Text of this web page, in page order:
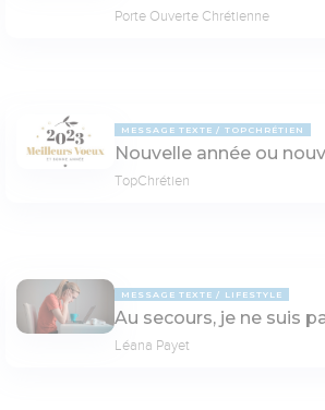
Porte Ouverte Chrétienne
MESSAGE TEXTE TOPCHRÉTIEN
Nouvelle année ou
TopChrétien
MESSAGE TEXTE LIFESTYLE
Au secours, je ne suis
Léana Payet